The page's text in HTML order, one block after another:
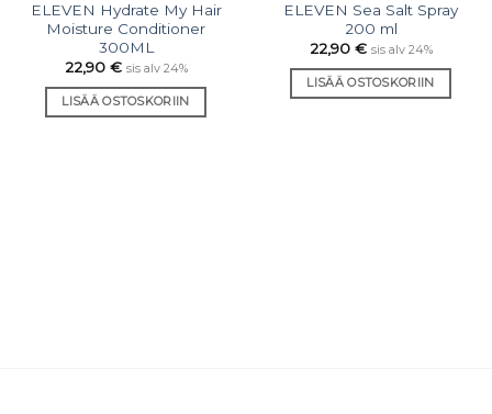
toivelistaan
ELEVEN Hydrate My Hair
Moisture Conditioner
300ML
22,90 € sis alv 24%
LISÄÄ OSTOSKORIIN
toivelistaan
ELEVEN Sea Salt Spray
200 ml
22,90 € sis alv 24%
LISÄÄ OSTOSKORIIN